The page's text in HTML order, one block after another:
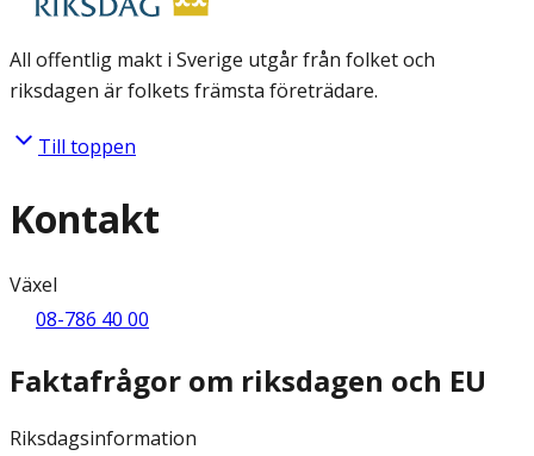
All offentlig makt i Sverige utgår från folket och
riksdagen är folkets främsta företrädare.
Till toppen
Kontakt
Växel
08-786 40 00
Faktafrågor om riksdagen och EU
Riksdagsinformation